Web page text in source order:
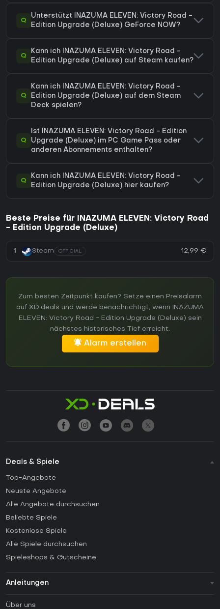
Q
Unterstützt INAZUMA ELEVEN: Victory Road -
Edition Upgrade (Deluxe) GeForce NOW?
Q
Kann ich INAZUMA ELEVEN: Victory Road -
Edition Upgrade (Deluxe) auf Steam kaufen?
Q
Kann ich INAZUMA ELEVEN: Victory Road -
Edition Upgrade (Deluxe) auf dem Steam
Deck spielen?
Q
Ist INAZUMA ELEVEN: Victory Road - Edition
Upgrade (Deluxe) im PC Game Pass oder
anderen Abonnements enthalten?
Q
Kann ich INAZUMA ELEVEN: Victory Road -
Edition Upgrade (Deluxe) hier kaufen?
Beste Preise für INAZUMA ELEVEN: Victory Road
- Edition Upgrade (Deluxe)
1 Steam OFFICIAL 12,99 €
Zum besten Zeitpunkt kaufen? Setze einen Preisalarm
auf XD.deals und werde benachrichtigt, wenn INAZUMA
ELEVEN: Victory Road - Edition Upgrade (Deluxe) sein
nächstes historisches Tief erreicht.
Alarm erstellen
Deals & Spiele
Top-Angebote
Neuste Angebote
Alle Angebote durchsuchen
Beliebte Spiele
Kostenlose Spiele
Alle Spiele durchsuchen
Spieleshops & Gutscheine
Anleitungen
Über uns